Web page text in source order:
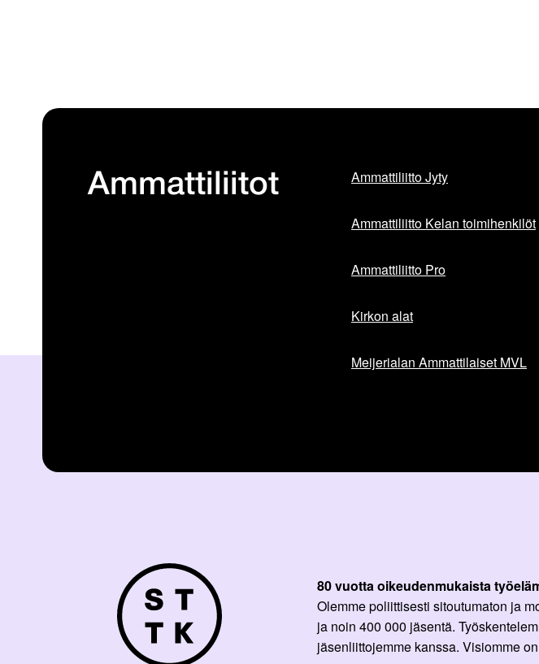
Ammattiliitot Ammattiliitto Jyty
Ammattiliitto Kelan toimihenkilöt
Ammattiliitto Pro
Kirkon alat
Meijerialan Ammattilaiset MVL
80 vuotta oikeudenmukaista
Olemme poliittisesti sitoutumaton ja
ja noin 400 000 jäsentä.
jäsenliittojemme kanssa. Visiomme